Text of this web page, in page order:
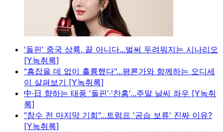
'돌핀' 중국 상륙, 끝 아니다...벌써 두려워지는 시나리오
[Y녹취록]
"흠잡을 데 없이 훌륭했다"...평론가와 함께하는 오디세
이 살펴보기 [Y녹취록]
中·日 향하는 태풍 '돌핀'·'찬홈'...주말 날씨 좌우 [Y녹취
록]
"참수 전 마지막 기회"...트럼프 '공습 보류' 진짜 이유?
[Y녹취록]